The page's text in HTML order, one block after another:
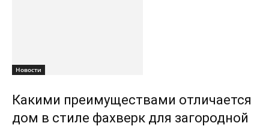
Новости
Какими преимуществами отличается
дом в стиле фахверк для загородной